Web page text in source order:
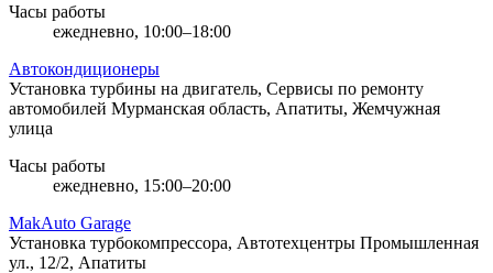
Часы работы
ежедневно, 10:00–18:00
Автокондиционеры
Установка турбины на двигатель, Сервисы по ремонту
автомобилей Мурманская область, Апатиты, Жемчужная
улица
Часы работы
ежедневно, 15:00–20:00
MakAuto Garage
Установка турбокомпрессора, Автотехцентры Промышленная
ул., 12/2, Апатиты